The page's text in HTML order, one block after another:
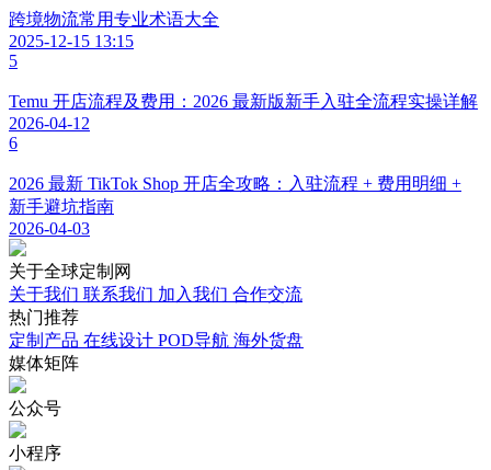
跨境物流常用专业术语大全
2025-12-15 13:15
5
Temu 开店流程及费用：2026 最新版新手入驻全流程实操详解
2026-04-12
6
2026 最新 TikTok Shop 开店全攻略：入驻流程 + 费用明细 +
新手避坑指南
2026-04-03
关于全球定制网
关于我们 联系我们 加入我们 合作交流
热门推荐
定制产品 在线设计 POD导航 海外货盘
媒体矩阵
公众号
小程序